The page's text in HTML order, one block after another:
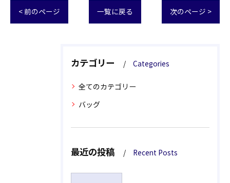
< 前のページ 一覧に戻る 次のページ >
カテゴリー Categories
全てのカテゴリー
バッグ
最近の投稿 Recent Posts